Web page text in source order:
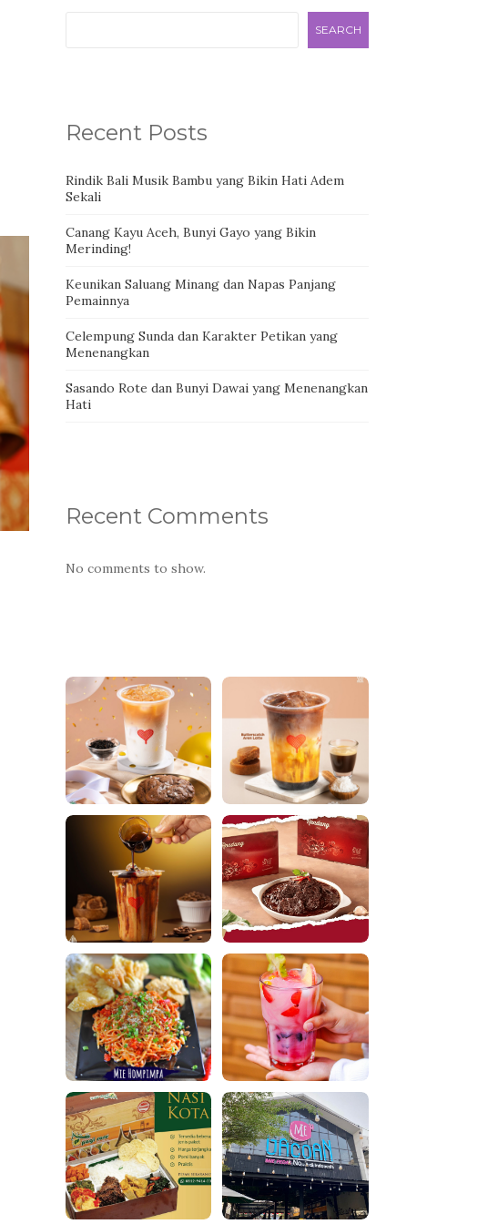
SEARCH
Recent Posts
Rindik Bali Musik Bambu yang Bikin Hati Adem
Sekali
Canang Kayu Aceh, Bunyi Gayo yang Bikin
Merinding!
Keunikan Saluang Minang dan Napas Panjang
Pemainnya
Celempung Sunda dan Karakter Petikan yang
Menenangkan
Sasando Rote dan Bunyi Dawai yang Menenangkan
Hati
Recent Comments
No comments to show.